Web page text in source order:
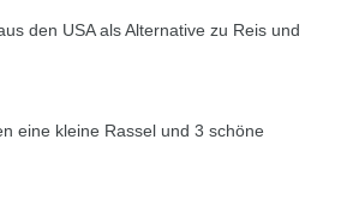
den USA als Alternative zu Reis und
eine kleine Rassel und 3 schöne